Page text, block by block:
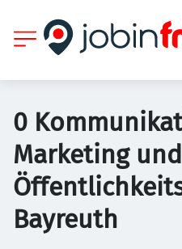
0
Marketing und
Bayreuth